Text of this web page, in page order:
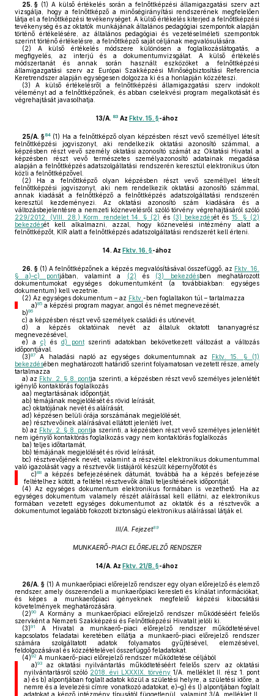
25. § (1) A külső értékelés során a felnőttképzési államigazgatási szerv azt
vizsgálja, hogy a felnőttképző a minőségirányítási rendszerének megfelelően
látja el a felnőttképzési tevékenységet. A külső értékelés kiterjed a felnőttképzési
tevékenység és az oktatók munkájának általános pedagógiai szempontok alapján
történő értékelésére, az általános pedagógiai és vezetéselméleti szempontok
szerint történő értékelésre, a felnőttképző saját céljának megvalósulására.
(2) A külső értékelés módszere különösen a foglalkozáslátogatás, a
megfigyelés, az interjú és a dokumentumvizsgálat. A külső értékelés
módszertanát és annak során használt eszközöket a felnőttképzési
államigazgatási szerv az Európai Szakképzési Minőségbiztosítási Referencia
Keretrendszer alapján egységesen dolgozza ki és a honlapján közzéteszi.
(3) A külső értékelésről a felnőttképzési államigazgatási szerv indokolt
véleményt ad a felnőttképzőnek, és abban cselekvési program megalkotását és
végrehajtását javasolhatja.
13/A. 83 Az Fktv. 15. §-ához
25/A. §84 (1) Ha a felnőttképző olyan képzésben részt vevő személlyel létesít
felnőttképzési jogviszonyt, aki rendelkezik oktatási azonosító számmal, a
képzésben részt vevő személy oktatási azonosító számát az Oktatási Hivatal a
képzésben részt vevő természetes személyazonosító adatainak megadása
alapján a felnőttképzés adatszolgáltatási rendszerén keresztül elektronikus úton
közli a felnőttképzővel.
(2) Ha a felnőttképző olyan képzésben részt vevő személlyel létesít
felnőttképzési jogviszonyt, aki nem rendelkezik oktatási azonosító számmal,
annak kiadását a felnőttképző a felnőttképzés adatszolgáltatási rendszerén
keresztül kezdeményezi. Az oktatási azonosító szám kiadására és a
változásbejelentésre a nemzeti köznevelésről szóló törvény végrehajtásáról szóló
229/2012. (VIII. 28.) Korm. rendelet 14. § (2) és (3) bekezdését és 15. § (2)
bekezdését kell alkalmazni, azzal, hogy köznevelési intézmény alatt a
felnőttképzőt, KIR alatt a felnőttképzés adatszolgáltatási rendszerét kell érteni.
14. Az Fktv. 16. §-ához
26. § (1) A felnőttképzőnek a képzés megvalósításával összefüggő, az Fktv. 16.
§ a)–c) pontjában, valamint a (2) és (3) bekezdésben meghatározott
dokumentumokat egységes dokumentumként (a továbbiakban: egységes
dokumentum) kell vezetnie.
(2) Az egységes dokumentum – az Fktv. -ben foglaltakon túl – tartalmazza
a)85a képzési program magyar, angol és német megnevezését,
b)86
c) a képzésben részt vevő személyek családi és utónevét,
d) a képzés oktatóinak nevét az általuk oktatott tananyagrész
megnevezésével,
e) a c) és d) pontszerinti adatokban bekövetkezett változást a változás
időpontjával.
(3)87 A haladási napló az egységes dokumentumnak az Fktv. 15. § (1)
bekezdésében meghatározott határidő szerint folyamatosan vezetett része, amely
tartalmazza
a) az Fktv. 2. § 8. pontja szerinti, a képzésben részt vevő személyes jelenlétét
igénylő kontaktórás foglalkozás
aa) megtartásának időpontját,
ab) témájának megjelölését és rövid leírását,
ac) oktatójának nevét és aláírását,
ad) képzésen belüli órája sorszámának megjelölését,
ae) résztvevőinek aláírásával ellátott jelenléti ívet,
b) az Fktv. 2. § 8. pontja szerinti, a képzésben részt vevő személyes jelenlétét
nem igénylő kontaktórás foglalkozás vagy nem kontaktórás foglalkozás
ba) teljes időtartamát,
bb) témájának megjelölését és rövid leírását,
bc) résztvevőjének nevét, valamint a részvétel elektronikus dokumentummal
való igazolását vagy a résztvevők listájáról készült képernyőfotót és
c)88a képzés befejezésének dátumát, továbbá ha a képzés befejezése
feltételhez kötött, a feltétel résztvevők általi teljesítésének időpontját.
(4) Az egységes dokumentum elektronikus formában is vezethető. Ha az
egységes dokumentum valamely részét aláírással kell ellátni, az elektronikus
formában vezetett egységes dokumentumot az oktatók és a résztvevők a
dokumentumot legalább fokozott biztonságú elektronikus aláírással látják el.
III/A. Fejezet89
MUNKAERŐ-PIACI ELŐREJELZŐ RENDSZER
14/A. Az Fktv. 21/B. §-ához
26/A. § (1) A munkaerőpiaci előrejelző rendszer egy olyan előrejelző és elemző
rendszer, amely összerendeli a munkaerőpiaci keresleti és kínálat információkat,
és képes a munkaerőpiaci igényeknek megfelelő képzési kibocsátási
követelmények meghatározására.
(2)90
A Kormány a munkaerőpiaci előrejelző rendszer működéséért felelős
szervként a Nemzeti Szakképzési és Felnőttképzési Hivatalt jelöli ki.
(3)91
A Hivatal a munkaerő-piaci előrejelző rendszer működtetésével
kapcsolatos feladatai keretében ellátja a munkaerő-piaci előrejelző rendszer
számára szolgáltatott adatok folyamatos gyűjtésével, elemzésével,
feldolgozásával és közzétételével összefüggő feladatokat.
(4)92 A munkaerő-piaci előrejelző rendszer működtetése céljából
a)93az oktatási nyilvántartás működtetéséért felelős szerv az oktatási
nyilvántartásról szóló 2018. évi LXXXIX. törvény 1/A. melléklet II. rész 1. pont
a) és b) alpontjában foglalt adatok közül a születési helyre, a születési időre, a
nemre és a levelezési címre vonatkozó adatokat, e)–g) és l) alpontjában foglalt
adatokat a képző intézmény típusától függetlenül, valamint 3/A. melléklet II.